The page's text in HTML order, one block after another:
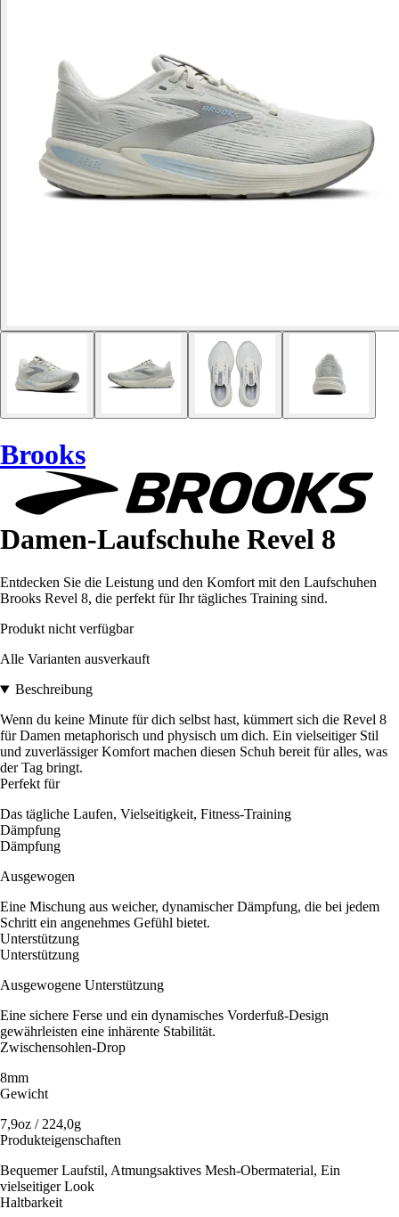
Brooks
Damen-Laufschuhe Revel 8
Entdecken Sie die Leistung und den Komfort mit den Laufschuhen
Brooks Revel 8, die perfekt für Ihr tägliches Training sind.
Produkt nicht verfügbar
Alle Varianten ausverkauft
Beschreibung
Wenn du keine Minute für dich selbst hast, kümmert sich die Revel 8
für Damen metaphorisch und physisch um dich. Ein vielseitiger Stil
und zuverlässiger Komfort machen diesen Schuh bereit für alles, was
der Tag bringt.
Perfekt für
Das tägliche Laufen, Vielseitigkeit, Fitness-Training
Dämpfung
Dämpfung
Ausgewogen
Eine Mischung aus weicher, dynamischer Dämpfung, die bei jedem
Schritt ein angenehmes Gefühl bietet.
Unterstützung
Unterstützung
Ausgewogene Unterstützung
Eine sichere Ferse und ein dynamisches Vorderfuß-Design
gewährleisten eine inhärente Stabilität.
Zwischensohlen-Drop
8mm
Gewicht
7,9oz / 224,0g
Produkteigenschaften
Bequemer Laufstil, Atmungsaktives Mesh-Obermaterial, Ein
vielseitiger Look
Haltbarkeit